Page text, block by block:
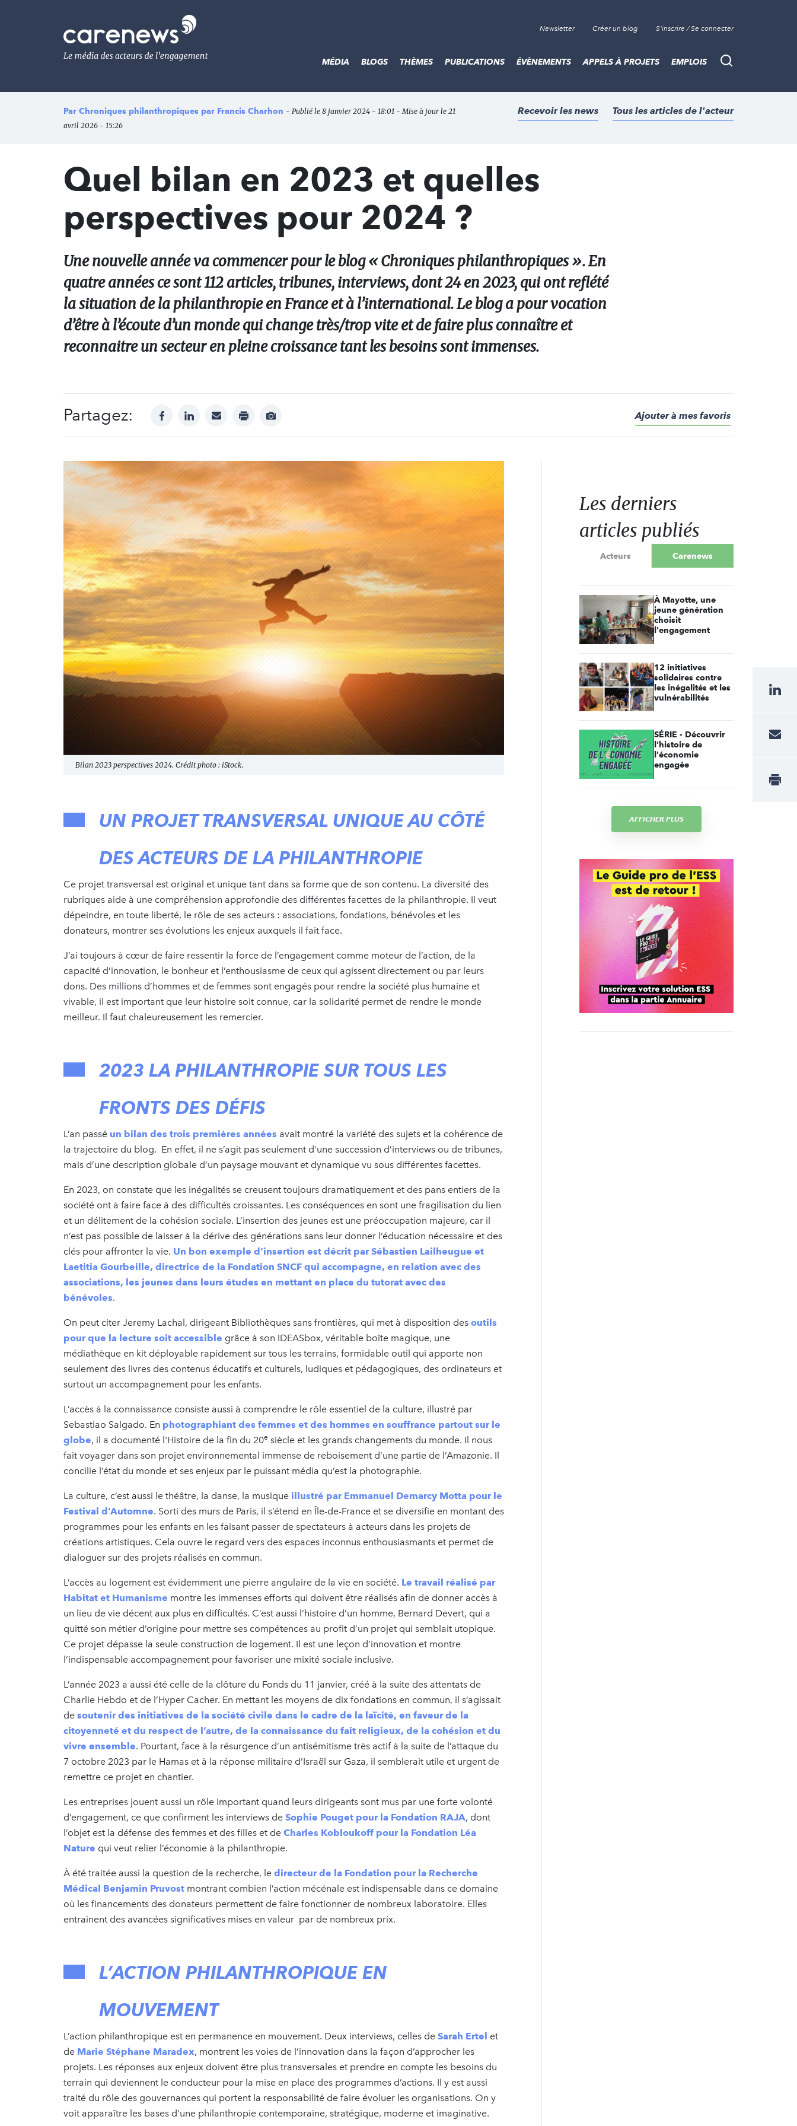
Le
média
de
l'engagement
Newsletter Créer un blog S'inscrire / Se connecter
Recherche
MÉDIA BLOGS THÈMES PUBLICATIONS ÉVÈNEMENTS APPELS À PROJETS EMPLOIS
Par Chroniques philanthropiques par Francis Charhon - Publié le 8 janvier 2024 - 18:01 - Mise à jour le 21
avril 2026 - 15:26
Recevoir les news Tous les articles de l'acteur
Quel bilan en 2023 et quelles
perspectives pour 2024 ?
Une nouvelle année va commencer pour le blog « Chroniques philanthropiques ». En
quatre années ce sont 112 articles, tribunes, interviews, dont 24 en 2023, qui ont reflété
la situation de la philanthropie en France et à l’international. Le blog a pour vocation
d’être à l’écoute d’un monde qui change très/trop vite et de faire plus connaître et
reconnaitre un secteur en pleine croissance tant les besoins sont immenses.
Partagez: facebooklinkedinmail print
Afficher
Ajouter à mes favoris
Bilan 2023 perspectives 2024. Crédit photo : iStock.
UN PROJET TRANSVERSAL UNIQUE AU CÔTÉ
DES ACTEURS DE LA PHILANTHROPIE
Ce projet transversal est original et unique tant dans sa forme que de son contenu. La diversité des
rubriques aide à une compréhension approfondie des différentes facettes de la philanthropie. Il veut
dépeindre, en toute liberté, le rôle de ses acteurs : associations, fondations, bénévoles et les
donateurs, montrer ses évolutions les enjeux auxquels il fait face.
J’ai toujours à cœur de faire ressentir la force de l’engagement comme moteur de l’action, de la
capacité d’innovation, le bonheur et l’enthousiasme de ceux qui agissent directement ou par leurs
dons. Des millions d’hommes et de femmes sont engagés pour rendre la société plus humaine et
vivable, il est important que leur histoire soit connue, car la solidarité permet de rendre le monde
meilleur. Il faut chaleureusement les remercier.
2023 LA PHILANTHROPIE SUR TOUS LES
FRONTS DES DÉFIS
L’an passé un bilan des trois premières années avait montré la variété des sujets et la cohérence de
la trajectoire du blog. En effet, il ne s’agit pas seulement d’une succession d’interviews ou de tribunes,
mais d’une description globale d’un paysage mouvant et dynamique vu sous différentes facettes.
En 2023, on constate que les inégalités se creusent toujours dramatiquement et des pans entiers de la
société ont à faire face à des difficultés croissantes. Les conséquences en sont une fragilisation du lien
et un délitement de la cohésion sociale. L’insertion des jeunes est une préoccupation majeure, car il
n’est pas possible de laisser à la dérive des générations sans leur donner l’éducation nécessaire et des
clés pour affronter la vie. Un bon exemple d’insertion est décrit par Sébastien Lailheugue et
Laetitia Gourbeille, directrice de la Fondation SNCF qui accompagne, en relation avec des
associations, les jeunes dans leurs études en mettant en place du tutorat avec des
bénévoles.
On peut citer Jeremy Lachal, dirigeant Bibliothèques sans frontières, qui met à disposition des outils
pour que la lecture soit accessible grâce à son IDEASbox, véritable boîte magique, une
médiathèque en kit déployable rapidement sur tous les terrains, formidable outil qui apporte non
seulement des livres des contenus éducatifs et culturels, ludiques et pédagogiques, des ordinateurs et
surtout un accompagnement pour les enfants.
L’accès à la connaissance consiste aussi à comprendre le rôle essentiel de la culture, illustré par
Sebastiao Salgado. En photographiant des femmes et des hommes en souffrance partout sur le
globe, il a documenté l'Histoire de la fin du 20e siècle et les grands changements du monde. Il nous
fait voyager dans son projet environnemental immense de reboisement d’une partie de l’Amazonie. Il
concilie l’état du monde et ses enjeux par le puissant média qu’est la photographie.
La culture, c’est aussi le théâtre, la danse, la musique illustré par Emmanuel Demarcy Motta pour le
Festival d’Automne. Sorti des murs de Paris, il s’étend en Île-de-France et se diversifie en montant des
programmes pour les enfants en les faisant passer de spectateurs à acteurs dans les projets de
créations artistiques. Cela ouvre le regard vers des espaces inconnus enthousiasmants et permet de
dialoguer sur des projets réalisés en commun.
L’accès au logement est évidemment une pierre angulaire de la vie en société. Le travail réalisé par
Habitat et Humanisme montre les immenses efforts qui doivent être réalisés afin de donner accès à
un lieu de vie décent aux plus en difficultés. C’est aussi l’histoire d’un homme, Bernard Devert, qui a
quitté son métier d’origine pour mettre ses compétences au profit d’un projet qui semblait utopique.
Ce projet dépasse la seule construction de logement. Il est une leçon d’innovation et montre
l’indispensable accompagnement pour favoriser une mixité sociale inclusive.
L’année 2023 a aussi été celle de la clôture du Fonds du 11 janvier, créé à la suite des attentats de
Charlie Hebdo et de l’Hyper Cacher. En mettant les moyens de dix fondations en commun, il s’agissait
de soutenir des initiatives de la société civile dans le cadre de la laïcité, en faveur de la
citoyenneté et du respect de l’autre, de la connaissance du fait religieux, de la cohésion et du
vivre ensemble. Pourtant, face à la résurgence d’un antisémitisme très actif à la suite de l’attaque du
7 octobre 2023 par le Hamas et à la réponse militaire d’Israël sur Gaza, il semblerait utile et urgent de
remettre ce projet en chantier.
Les entreprises jouent aussi un rôle important quand leurs dirigeants sont mus par une forte volonté
d’engagement, ce que confirment les interviews de Sophie Pouget pour la Fondation RAJA, dont
l’objet est la défense des femmes et des filles et de Charles Kobloukoff pour la Fondation Léa
Nature qui veut relier l’économie à la philanthropie.
À été traitée aussi la question de la recherche, le directeur de la Fondation pour la Recherche
Médical Benjamin Pruvost montrant combien l’action mécénale est indispensable dans ce domaine
où les financements des donateurs permettent de faire fonctionner de nombreux laboratoire. Elles
entrainent des avancées significatives mises en valeur par de nombreux prix.
L’ACTION PHILANTHROPIQUE EN
MOUVEMENT
L’action philanthropique est en permanence en mouvement. Deux interviews, celles de Sarah Ertel et
de Marie Stéphane Maradex, montrent les voies de l’innovation dans la façon d’approcher les
projets. Les réponses aux enjeux doivent être plus transversales et prendre en compte les besoins du
terrain qui deviennent le conducteur pour la mise en place des programmes d’actions. Il y est aussi
traité du rôle des gouvernances qui portent la responsabilité de faire évoluer les organisations. On y
voit apparaître les bases d’une philanthropie contemporaine, stratégique, moderne et imaginative.
Les derniers
articles publiés
Acteurs Carenews
À Mayotte, une
jeune génération
choisit
l'engagement
12 initiatives
solidaires contre
les inégalités et les
vulnérabilités
SÉRIE - Découvrir
l'histoire de
l'économie
engagée
AFFICHER PLUS